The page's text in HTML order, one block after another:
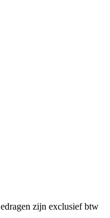
zijn exclusief btw